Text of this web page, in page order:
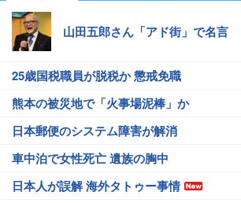
山田五郎さん「アド街」で名言
25歳国税職員が脱税か 懲戒免職
熊本の被災地で「火事場泥棒」か
日本郵便のシステム障害が解消
車中泊で女性死亡 遺族の胸中
日本人が誤解 海外タトゥー事情